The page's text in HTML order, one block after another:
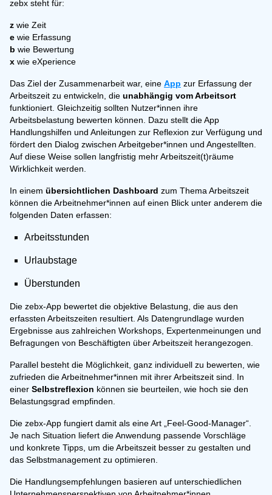
zebx steht für:
z wie Zeit
e wie Erfassung
b wie Bewertung
x wie eXperience
Das Ziel der Zusammenarbeit war, eine App zur Erfassung der
Arbeitszeit zu entwickeln, die unabhängig vom Arbeitsort
funktioniert. Gleichzeitig sollten Nutzer*innen ihre
Arbeitsbelastung bewerten können. Dazu stellt die App
Handlungshilfen und Anleitungen zur Reflexion zur Verfügung und
fördert den Dialog zwischen Arbeitgeber*innen und Angestellten.
Auf diese Weise sollen langfristig mehr Arbeitszeit(t)räume
Wirklichkeit werden.
In einem übersichtlichen Dashboard zum Thema Arbeitszeit
können die Arbeitnehmer*innen auf einen Blick unter anderem die
folgenden Daten erfassen:
Arbeitsstunden
Urlaubstage
Überstunden
Die zebx-App bewertet die objektive Belastung, die aus den
erfassten Arbeitszeiten resultiert. Als Datengrundlage wurden
Ergebnisse aus zahlreichen Workshops, Expertenmeinungen und
Befragungen von Beschäftigten über Arbeitszeit herangezogen.
Parallel besteht die Möglichkeit, ganz individuell zu bewerten, wie
zufrieden die Arbeitnehmer*innen mit ihrer Arbeitszeit sind. In
einer Selbstreflexion können sie beurteilen, wie hoch sie den
Belastungsgrad empfinden.
Die zebx-App fungiert damit als eine Art „Feel-Good-Manager“.
Je nach Situation liefert die Anwendung passende Vorschläge
und konkrete Tipps, um die Arbeitszeit besser zu gestalten und
das Selbstmanagement zu optimieren.
Die Handlungsempfehlungen basieren auf unterschiedlichen